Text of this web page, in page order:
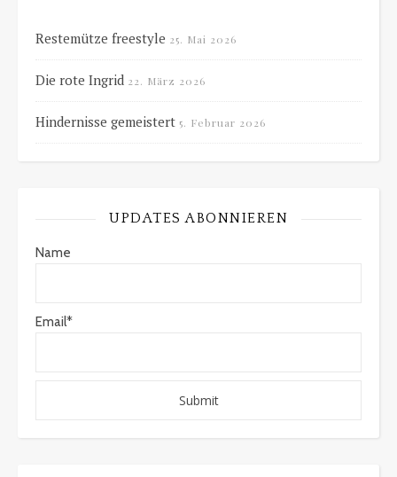
Restemütze freestyle 25. Mai 2026
Die rote Ingrid 22. März 2026
Hindernisse gemeistert 5. Februar 2026
UPDATES ABONNIEREN
Name
Email*